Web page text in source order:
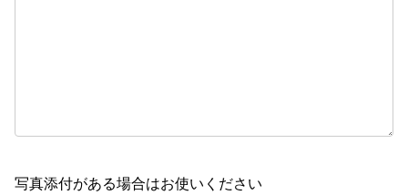
写真添付がある場合はお使いください